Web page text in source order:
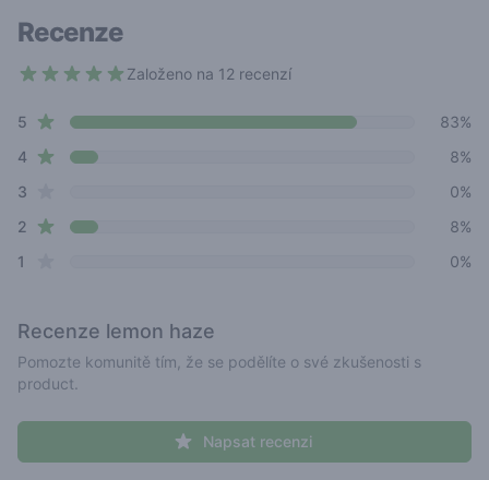
Recenze
Založeno na 12 recenzí
Review data
5 star reviews
83%
4star reviews
8%
3
0%
2 star reviews
8%
1
0%
Recenze lemon haze
Pomozte komunitě tím, že se podělíte o své zkušenosti s
product.
Napsat recenzi